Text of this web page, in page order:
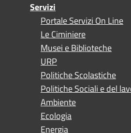
Servizi
Portale Servizi On Line
Le Ciminiere
Musei e Biblioteche
URP
Politiche Scolastiche
Politiche Sociali e del
Ambiente
Ecologia
Energia